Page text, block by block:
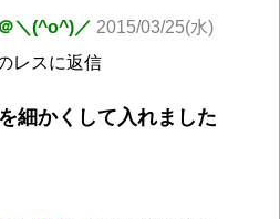
＼(^o^)／ 2015/03/25(水)
レスに返信
細かくして入れました